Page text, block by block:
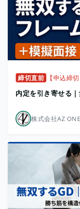
締切直前 【申込締
内定を引き寄せる
株式会社AZ